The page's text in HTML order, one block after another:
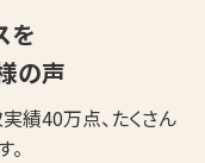
を
の声
績40万点、たくさん